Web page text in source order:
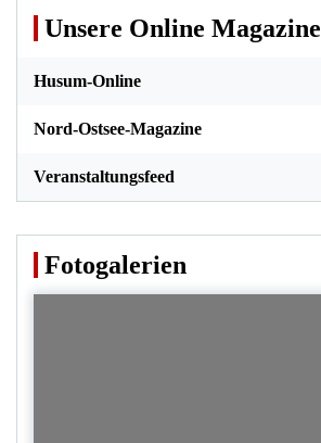
Unsere Online Magazine
Husum-Online
Nord-Ostsee-Magazine
Veranstaltungsfeed
Fotogalerien